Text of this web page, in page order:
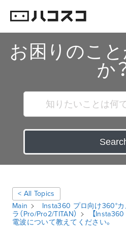
お困りのこ
か
< All Topics
Main
Insta360 プロ向け360°カ
ラ（Pro/Pro2/TITAN）
【
電波について教えてください。